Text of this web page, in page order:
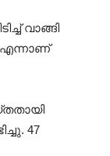
വാങ്ങി
എന്നാണ്
47